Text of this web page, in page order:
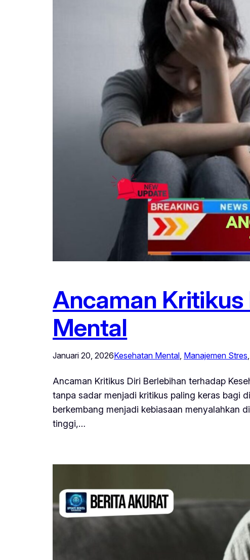
Ancaman Kritikus
Mental
Januari 20, 2026Kesehatan Mental, Manajemen Stres,
Ancaman Kritikus Diri Berlebihan terhadap
tanpa sadar menjadi kritikus paling keras bagi
berkembang menjadi kebiasaan menyalahkan
tinggi,…